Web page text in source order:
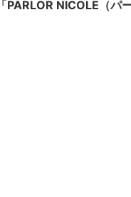
PARLOR NICOLE（パ